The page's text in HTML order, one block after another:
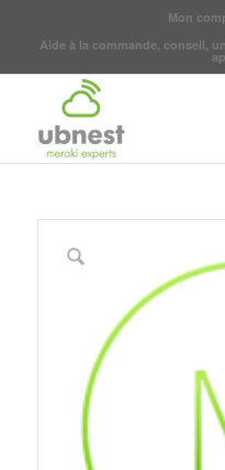
Mon
Aide à la commande, conseil,